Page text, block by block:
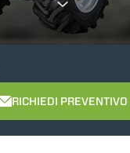
RICHIEDI PREVENTIVO